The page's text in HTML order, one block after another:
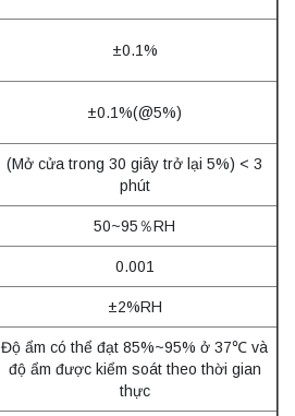
±0.1%
±0.1%(@5%)
(Mở cửa trong 30 giây trở lại 5%) < 3
phút
50~95％RH
0.001
±2%RH
Độ ẩm có thể đạt 85%~95% ở 37℃ và
độ ẩm được kiểm soát theo thời gian
thực